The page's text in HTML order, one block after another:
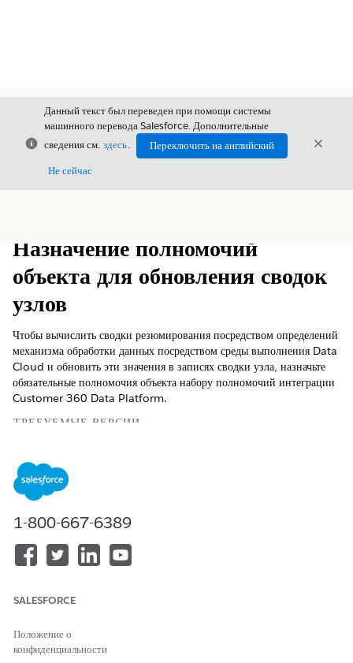
Закрыть
Данный текст был переведен при помощи системы
машинного перевода Salesforce. Дополнительные
сведения см. здесь.
Переключить на английский
Не сейчас
Назначение полномочий
объекта для обновления сводок
узлов
Чтобы вычислить сводки резюмирования посредством определений
механизма обработки данных посредством среды выполнения Data
Cloud и обновить эти значения в записях сводки узла, назначьте
обязательные полномочия объекта набору полномочий интеграции
Customer 360 Data Platform.
ТРЕБУЕМЫЕ ВЕРСИИ
Доступно в версиях: Lightning Experience
Доступно в версиях:
ТРЕБУЕМЫЕ ПОЛНОМОЧИЯ ПОЛЬЗОВАТЕЛЯ
Для назначения полномочий
объекта:
Назначьте полномочия создания, чтения, редактирования и
узла гибкой иерархии в наборе полномочий интеграции платформы
данных Customer 360
1-800-667-6389
SALESFORCE
Положение о
конфиденциальности